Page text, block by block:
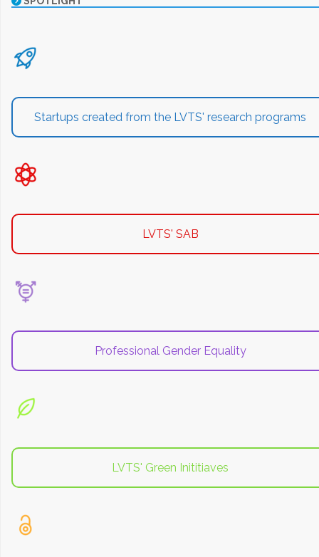
Startups created from the LVTS' research programs
LVTS' SAB
Professional Gender Equality
LVTS' Green Inititiaves